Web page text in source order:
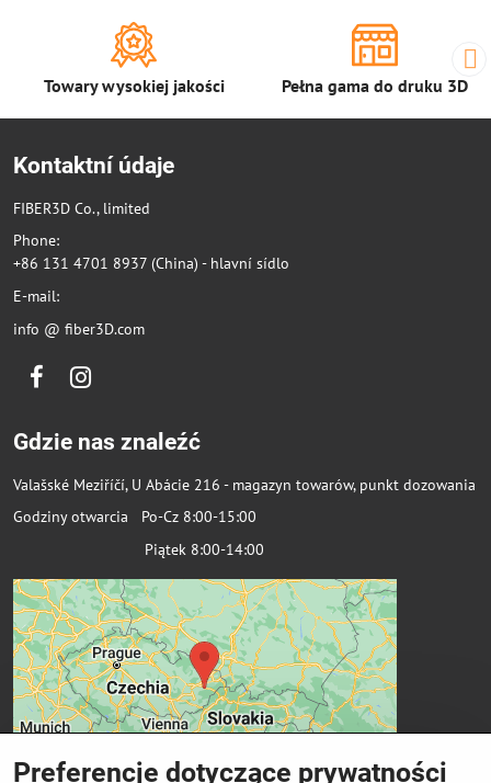
Towary wysokiej jakości Pełna gama do druku 3D
Kontaktní údaje
FIBER3D Co., limited
Phone:
+86 131 4701 8937 (China) - hlavní sídlo
E-mail:
info @ fiber3D.com
FacebookInstagram
Gdzie nas znaleźć
Valašské Meziříčí, U Abácie 216 - magazyn towarów, punkt dozowania
Godziny otwarcia Po-Cz 8:00-15:00
Piątek 8:00-14:00
Preferencje dotyczące prywatności